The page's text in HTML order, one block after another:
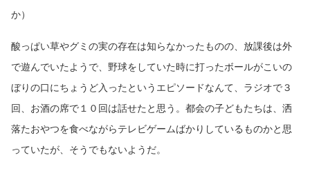
か）
酸っぱい草やグミの実の存在は知らなかったものの、放課後は外
で遊んでいたようで、野球をしていた時に打ったボールがこいの
ぼりの口にちょうど入ったというエピソードなんて、ラジオで３
回、お酒の席で１０回は話せたと思う。都会の子どもたちは、洒
落たおやつを食べながらテレビゲームばかりしているものかと思
っていたが、そうでもないようだ。